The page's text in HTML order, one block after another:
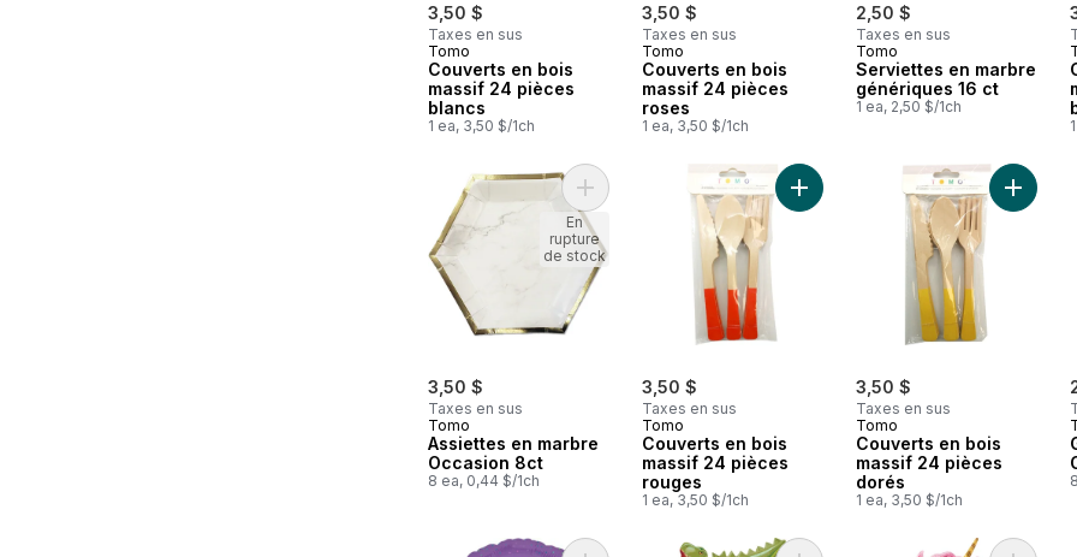
3,50 $
Taxes en sus
Tomo
Couverts en bois
massif 24 pièces
blancs
1 ea, 3,50 $/1ch
3,50 $
Taxes en sus
Tomo
Couverts en bois
massif 24 pièces
roses
1 ea, 3,50 $/1ch
2,50 $
Taxes en sus
Tomo
Serviettes en marbre
génériques 16 ct
1 ea, 2,50 $/1ch
3,50 $
Taxes en sus
Tomo
Assiettes en marbre
Occasion 8ct
8 ea, 0,44 $/1ch
Ajouter Assiettes en marbre Occasion 8ct au panier
En
rupture
de stock
3,50 $
Taxes en sus
Tomo
Couverts en bois
massif 24 pièces
rouges
1 ea, 3,50 $/1ch
Ajouter Couverts en bois massif
3,50 $
Taxes en sus
Tomo
Couverts en bois
massif 24 pièces
dorés
1 ea, 3,50 $/1ch
Ajouter